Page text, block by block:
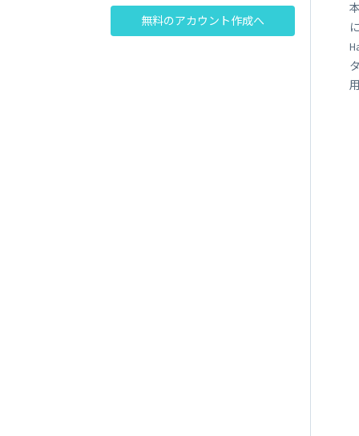
無料のアカウント作成へ